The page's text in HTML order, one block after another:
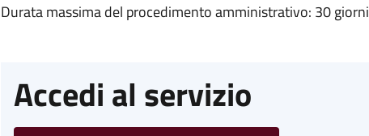
Durata massima del procedimento amministrativo: 30 giorni
Accedi al servizio